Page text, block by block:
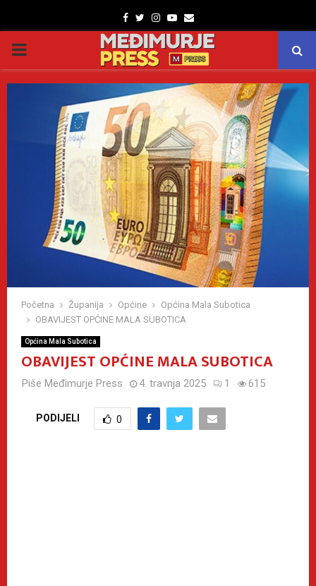
Facebook
TwitterInstagram
Youtube
Email
PRIMARY
MENU
Početna Županija Općine
Općina Mala Subotica
OBAVIJEST OPĆINE MALA SUBOTICA
Općina Mala Subotica
OBAVIJEST OPĆINE MALA SUBOTICA
Piše Međimurje Press 4. travnja 2025 1 615
PODIJELI 0